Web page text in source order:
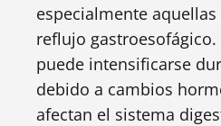
especialmente
reflujo
puede intensificarse
debido a cambios
afectan el sistema